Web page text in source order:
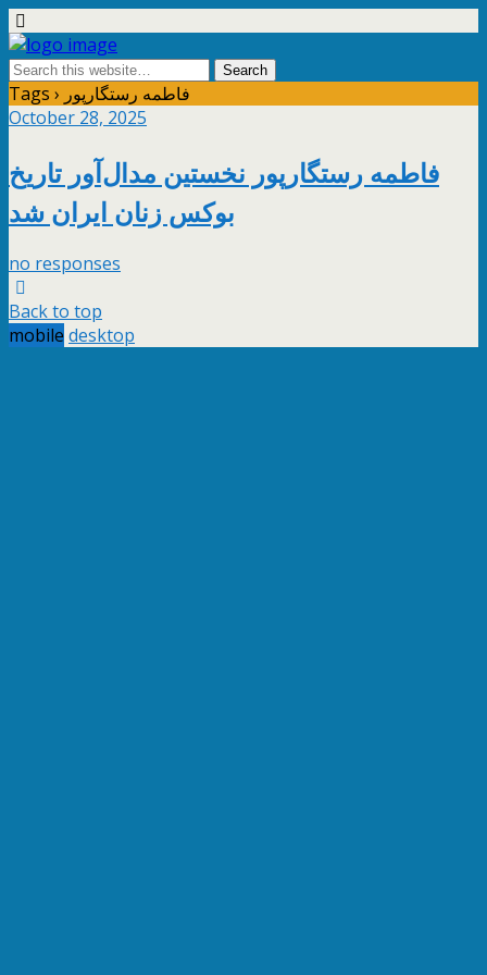
Tags › فاطمه رستگارپور
October 28, 2025
فاطمه رستگارپور نخستین مدال‌آور تاریخ
بوکس زنان ایران شد
no responses
Back to top
mobile desktop